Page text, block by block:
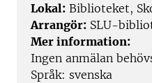
Lokal: Biblioteket,
Arrangör: SLU-
Mer information:
Ingen anmälan
Språk: svenska